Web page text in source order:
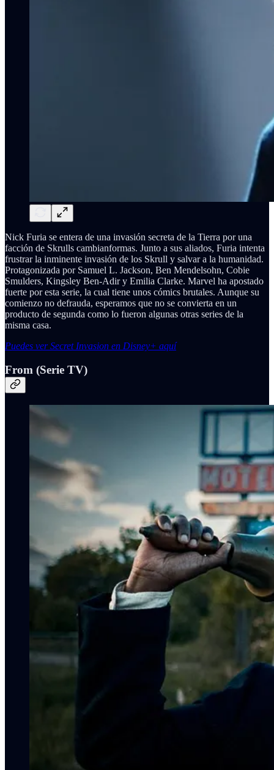
Nick Furia se entera de una invasión secreta de la Tierra por una
facción de Skrulls cambianformas. Junto a sus aliados, Furia intenta
frustrar la inminente invasión de los Skrull y salvar a la humanidad.
Protagonizada por Samuel L. Jackson, Ben Mendelsohn, Cobie
Smulders, Kingsley Ben-Adir y Emilia Clarke. Marvel ha apostado
fuerte por esta serie, la cual tiene unos cómics brutales. Aunque su
comienzo no defrauda, esperamos que no se convierta en un
producto de segunda como lo fueron algunas otras series de la
misma casa.
Puedes ver Secret Invasion en Disney+ aquí
From (Serie TV)